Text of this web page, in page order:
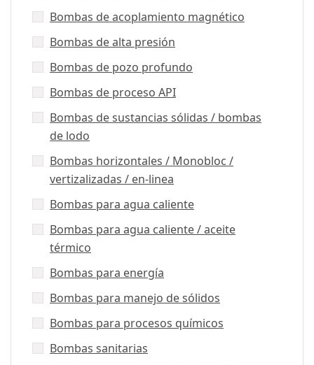
Bombas de acoplamiento magnético
Bombas de alta presión
Bombas de pozo profundo
Bombas de proceso API
Bombas de sustancias sólidas / bombas
de lodo
Bombas horizontales / Monobloc /
vertizalizadas / en-linea
Bombas para agua caliente
Bombas para agua caliente / aceite
térmico
Bombas para energía
Bombas para manejo de sólidos
Bombas para procesos químicos
Bombas sanitarias